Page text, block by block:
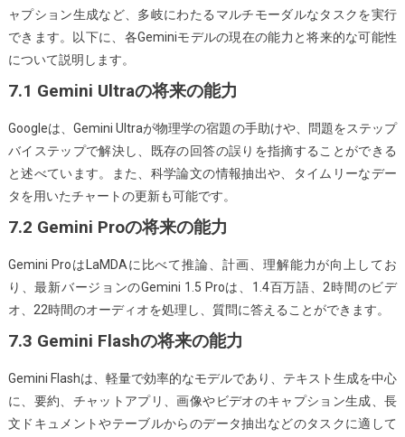
ャプション生成など、多岐にわたるマルチモーダルなタスクを実行
できます。以下に、各Geminiモデルの現在の能力と将来的な可能性
について説明します。
7.1 Gemini Ultraの将来の能力
Googleは、Gemini Ultraが物理学の宿題の手助けや、問題をステップ
バイステップで解決し、既存の回答の誤りを指摘することができる
と述べています。また、科学論文の情報抽出や、タイムリーなデー
タを用いたチャートの更新も可能です。
7.2 Gemini Proの将来の能力
Gemini ProはLaMDAに比べて推論、計画、理解能力が向上してお
り、最新バージョンのGemini 1.5 Proは、1.4百万語、2時間のビデ
オ、22時間のオーディオを処理し、質問に答えることができます。
7.3 Gemini Flashの将来の能力
Gemini Flashは、軽量で効率的なモデルであり、テキスト生成を中心
に、要約、チャットアプリ、画像やビデオのキャプション生成、長
文ドキュメントやテーブルからのデータ抽出などのタスクに適して